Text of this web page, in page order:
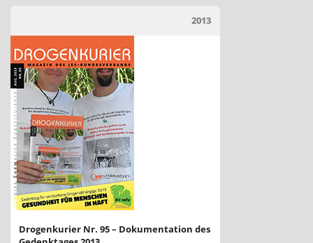
2013
Drogenkurier Nr. 95 – Dokumentation des